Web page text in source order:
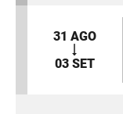
31 AGO
03 SET